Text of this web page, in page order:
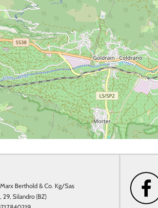
Berthold & Co. Kg/Sas
29, Silandro (BZ)